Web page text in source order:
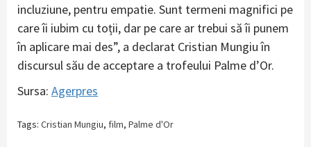
incluziune, pentru empatie. Sunt termeni magnifici pe
care îi iubim cu toții, dar pe care ar trebui să îi punem
în aplicare mai des”, a declarat Cristian Mungiu în
discursul său de acceptare a trofeului Palme d’Or.
Sursa: Agerpres
Tags: Cristian Mungiu, film, Palme d'Or